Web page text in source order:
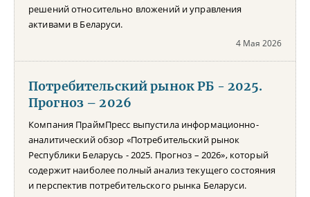
решений относительно вложений и управления
активами в Беларуси.
4 Мая 2026
Потребительский рынок РБ - 2025.
Прогноз – 2026
Компания ПраймПресс выпустила информационно-
аналитический обзор «Потребительский рынок
Республики Беларусь - 2025. Прогноз – 2026», который
содержит наиболее полный анализ текущего состояния
и перспектив потребительского рынка Беларуси.